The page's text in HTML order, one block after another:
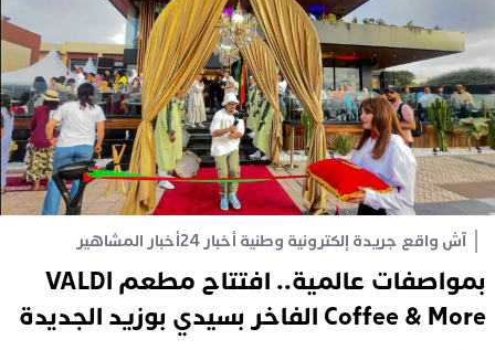
آش واقع جريدة إلكترونية وطنية أخبار 24 أخبار المشاهير
بمواصفات عالمية.. افتتاح مطعم VALDI
Coffee & More الفاخر بسيدي بوزيد الجديدة